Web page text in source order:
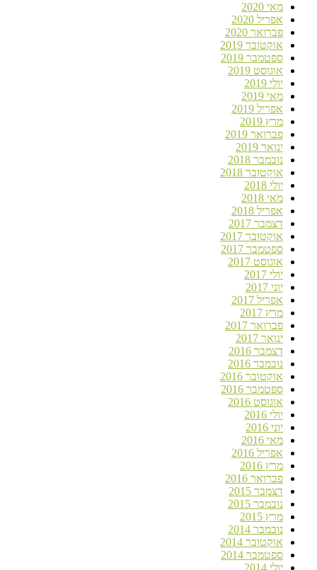
מאי 2020
אפריל 2020
פברואר 2020
אוקטובר 2019
ספטמבר 2019
אוגוסט 2019
מאי 2019
אפריל 2019
מרץ 2019
פברואר 2019
ינואר 2019
נובמבר 2018
אוקטובר 2018
מאי 2018
אפריל 2018
דצמבר 2017
אוקטובר 2017
ספטמבר 2017
אוגוסט 2017
אפריל 2017
מרץ 2017
פברואר 2017
ינואר 2017
דצמבר 2016
נובמבר 2016
אוקטובר 2016
ספטמבר 2016
אוגוסט 2016
מאי 2016
אפריל 2016
מרץ 2016
פברואר 2016
דצמבר 2015
נובמבר 2015
מרץ 2015
נובמבר 2014
אוקטובר 2014
ספטמבר 2014